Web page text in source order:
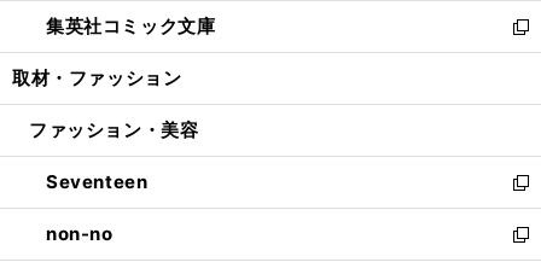
く
で
開
ド
ウ
開
ィ
ン
ウ
開
く
し
い
ウ
ン
ウ
で
開
く
集英社コミック文庫
新
し
ウ
ン
ド
ウ
で
開
取材・ファッション
ファッション・美容
Seventeen
新
し
い
ウ
non-no
新